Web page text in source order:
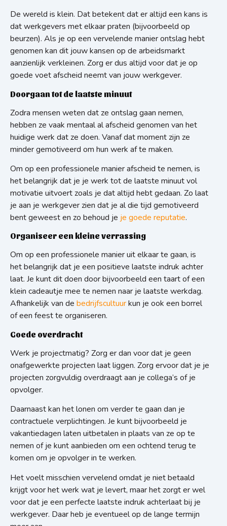
De wereld is klein. Dat betekent dat er altijd een kans is
dat werkgevers met elkaar praten (bijvoorbeeld op
beurzen). Als je op een vervelende manier ontslag hebt
genomen kan dit jouw kansen op de arbeidsmarkt
aanzienlijk verkleinen. Zorg er dus altijd voor dat je op
goede voet afscheid neemt van jouw werkgever.
Doorgaan tot de laatste minuut
Zodra mensen weten dat ze ontslag gaan nemen,
hebben ze vaak mentaal al afscheid genomen van het
huidige werk dat ze doen. Vanaf dat moment zijn ze
minder gemotiveerd om hun werk af te maken.
Om op een professionele manier afscheid te nemen, is
het belangrijk dat je je werk tot de laatste minuut vol
motivatie uitvoert zoals je dat altijd hebt gedaan. Zo laat
je aan je werkgever zien dat je al die tijd gemotiveerd
bent geweest en zo behoud je je goede reputatie.
Organiseer een kleine verrassing
Om op een professionele manier uit elkaar te gaan, is
het belangrijk dat je een positieve laatste indruk achter
laat. Je kunt dit doen door bijvoorbeeld een taart of een
klein cadeautje mee te nemen naar je laatste werkdag.
Afhankelijk van de bedrijfscultuurkun je ook een borrel
of een feest te organiseren.
Goede overdracht
Werk je projectmatig? Zorg er dan voor dat je geen
onafgewerkte projecten laat liggen. Zorg ervoor dat je je
projecten zorgvuldig overdraagt aan je collega’s of je
opvolger.
Daarnaast kan het lonen om verder te gaan dan je
contractuele verplichtingen. Je kunt bijvoorbeeld je
vakantiedagen laten uitbetalen in plaats van ze op te
nemen of je kunt aanbieden om een ochtend terug te
komen om je opvolger in te werken.
Het voelt misschien vervelend omdat je niet betaald
krijgt voor het werk wat je levert, maar het zorgt er wel
voor dat je een perfecte laatste indruk achterlaat bij je
werkgever. Daar heb je eventueel op de lange termijn